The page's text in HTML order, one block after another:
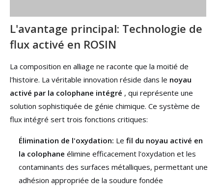
L'avantage principal: Technologie de
flux activé en ROSIN
La composition en alliage ne raconte que la moitié de
l'histoire. La véritable innovation réside dans le noyau
activé par la colophane intégré , qui représente une
solution sophistiquée de génie chimique. Ce système de
flux intégré sert trois fonctions critiques:
Élimination de l'oxydation: Le fil du noyau activé en
la colophane élimine efficacement l'oxydation et les
contaminants des surfaces métalliques, permettant une
adhésion appropriée de la soudure fondée